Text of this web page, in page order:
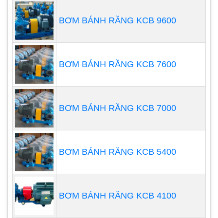
quay ngược chiều nhau trong một khoang kín. Khi
roto quay, không khí sẽ được hút vào từ cửa hút và
được nén lại bởi các cánh quạt, sau đó được đẩy
ra khỏi cửa xả với áp suất cao.
BƠM BÁNH RĂNG KCB 9600
BƠM BÁNH RĂNG KCB 7600
BƠM BÁNH RĂNG KCB 7000
BƠM BÁNH RĂNG KCB 5400
BƠM BÁNH RĂNG KCB 4100